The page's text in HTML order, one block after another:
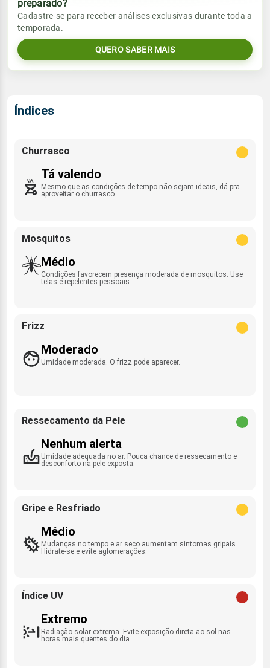
Umidade do ar
42% 86%
Rajada de vento
Sol
06:48h às 18:00h
Lua
Chuva
0.0mm
Umidade do ar
Vento
SE - 15km/h
Rajada de vento
Sol
preparado?
Cadastre-se para receber análises exclusivas durante toda a
temporada.
QUERO SABER MAIS
Índices
Churrasco
Tá valendo
Mesmo que as condições de tempo não sejam ideais, dá pra
aproveitar o churrasco.
Mosquitos
Médio
Condições favorecem presença moderada de mosquitos. Use
telas e repelentes pessoais.
Frizz
Moderado
Umidade moderada. O frizz pode aparecer.
Ressecamento da Pele
Nenhum alerta
Umidade adequada no ar. Pouca chance de ressecamento e
desconforto na pele exposta.
Gripe e Resfriado
Médio
Mudanças no tempo e ar seco aumentam sintomas gripais.
Hidrate-se e evite aglomerações.
Índice UV
Extremo
Radiação solar extrema. Evite exposição direta ao sol nas
horas mais quentes do dia.